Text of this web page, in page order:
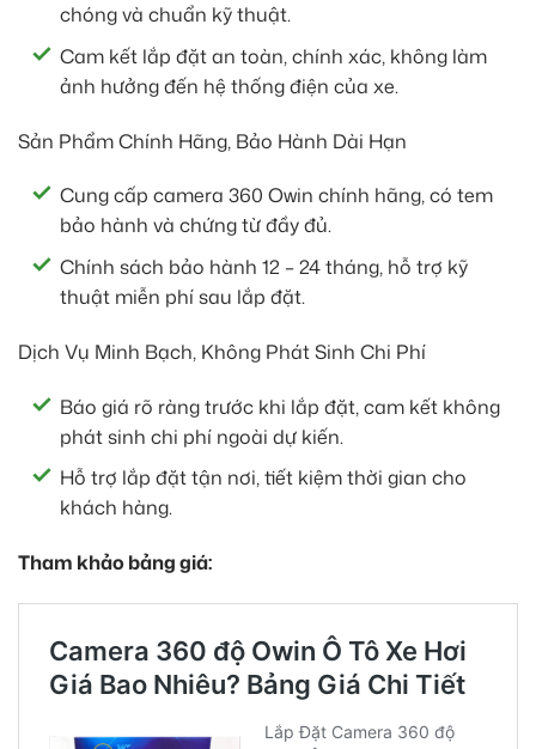
chóng và chuẩn kỹ thuật.
Cam kết lắp đặt an toàn, chính xác, không làm
ảnh hưởng đến hệ thống điện của xe.
Sản Phẩm Chính Hãng, Bảo Hành Dài Hạn
Cung cấp camera 360 Owin chính hãng, có tem
bảo hành và chứng từ đầy đủ.
Chính sách bảo hành 12 – 24 tháng, hỗ trợ kỹ
thuật miễn phí sau lắp đặt.
Dịch Vụ Minh Bạch, Không Phát Sinh Chi Phí
Báo giá rõ ràng trước khi lắp đặt, cam kết không
phát sinh chi phí ngoài dự kiến.
Hỗ trợ lắp đặt tận nơi, tiết kiệm thời gian cho
khách hàng.
Tham khảo bảng giá: